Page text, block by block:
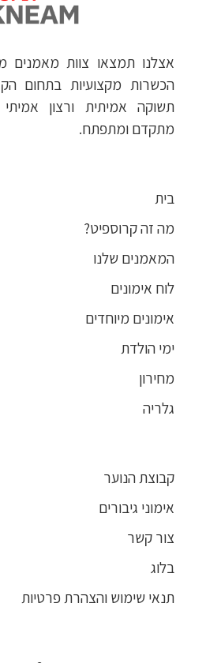
אצלנו תמצאו צוות מאמנים
הכשרות מקצועיות בתחום
תשוקה אמיתית ורצון
מתקדם ומתפתח.
בית
מה זה קרוספיט?
המאמנים שלנו
לוח אימונים
אימונים מיוחדים
ימי הולדת
מחירון
גלריה
קבוצת הנוער
אימוני גיבורים
צור קשר
בלוג
תנאי שימוש והצהרת פרטיות